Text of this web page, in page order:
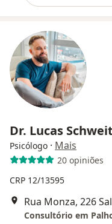
Dr. Lucas
Psicólogo · Mais
20 opiniões
CRP 12/13595
Consultório em